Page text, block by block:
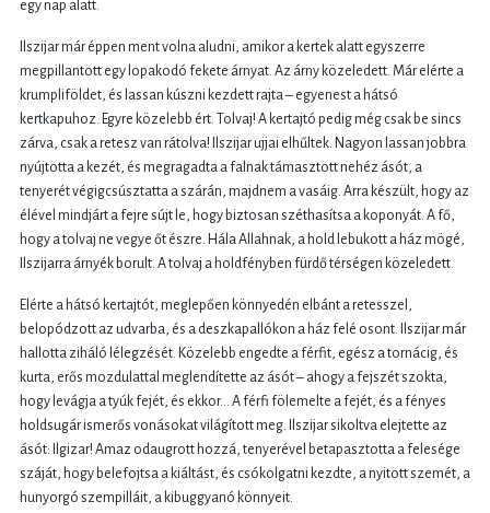
egy nap alatt.
Ilszijar már éppen ment volna aludni, amikor a kertek alatt egyszerre
megpillantott egy lopakodó fekete árnyat. Az árny közeledett. Már elérte a
krumpliföldet, és lassan kúszni kezdett rajta – egyenest a hátsó
kertkapuhoz. Egyre közelebb ért. Tolvaj! A kertajtó pedig még csak be sincs
zárva, csak a retesz van rátolva! Ilszijar ujjai elhűltek. Nagyon lassan jobbra
nyújtotta a kezét, és megragadta a falnak támasztott nehéz ásót, a
tenyerét végigcsúsztatta a szárán, majdnem a vasáig. Arra készült, hogy az
élével mindjárt a fejre sújt le, hogy biztosan széthasítsa a koponyát. A fő,
hogy a tolvaj ne vegye őt észre. Hála Allahnak, a hold lebukott a ház mögé,
Ilszijarra árnyék borult. A tolvaj a holdfényben fürdő térségen közeledett.
Elérte a hátsó kertajtót, meglepően könnyedén elbánt a retesszel,
belopódzott az udvarba, és a deszkapallókon a ház felé osont. Ilszijar már
hallotta ziháló lélegzését. Közelebb engedte a férfit, egész a tornácig, és
kurta, erős mozdulattal meglendítette az ásót – ahogy a fejszét szokta,
hogy levágja a tyúk fejét, és ekkor… A férfi fölemelte a fejét, és a fényes
holdsugár ismerős vonásokat világított meg. Ilszijar sikoltva elejtette az
ásót: Ilgizar! Amaz odaugrott hozzá, tenyerével betapasztotta a felesége
száját, hogy belefojtsa a kiáltást, és csókolgatni kezdte, a nyitott szemét, a
hunyorgó szempilláit, a kibuggyanó könnyeit.